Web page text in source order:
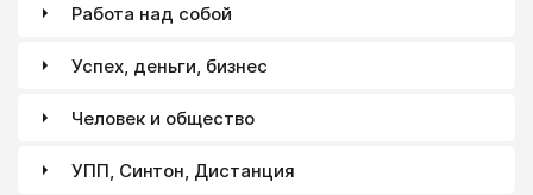
Работа над собой
Успех, деньги, бизнес
Человек и общество
УПП, Синтон, Дистанция